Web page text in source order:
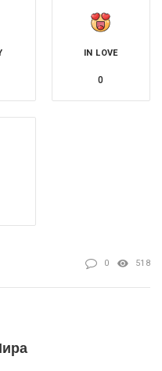
IN LOVE
0
0 518